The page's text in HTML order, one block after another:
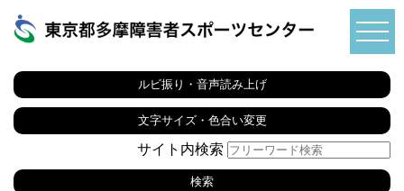
ルビ振り・音声読み上げ
文字サイズ・色合い変更
サイト内検索